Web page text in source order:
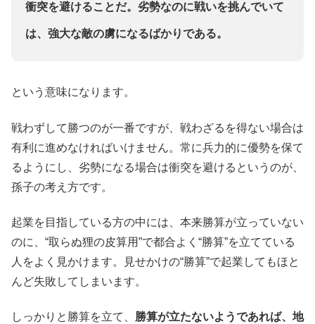
衝突を避けることだ。劣勢なのに戦いを挑んでいて
は、強大な敵の虜になるばかりである。
という意味になります。
戦わずして勝つのが一番ですが、戦わざるを得ない場合は
有利に進めなければいけません。常に兵力的に優勢を保て
るようにし、劣勢になる場合は衝突を避けるというのが、
孫子の考え方です。
起業を目指している方の中には、本来勝算が立っていない
のに、“取らぬ狸の皮算用”で都合よく“勝算”を立てている
人をよく見かけます。見せかけの“勝算”で起業してもほと
んど失敗してしまいます。
しっかりと勝算を立て、 勝算が立たないようであれば、地